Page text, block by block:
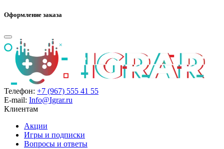
Оформление заказа
Телефон: +7 (967) 555 41 55
E-mail: Info@Igrar.ru
Клиентам
Акции
Игры и подписки
Вопросы и ответы